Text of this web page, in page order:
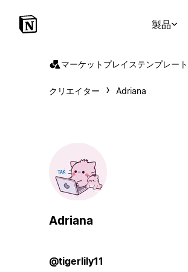
製品
マーケットプレイステンプレート
クリエイター Adriana
Adriana
@tigerlily11